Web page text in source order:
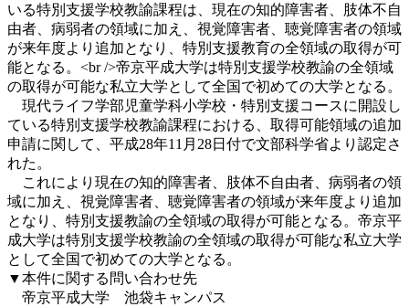
いる特別支援学校教諭課程は、現在の知的障害者、肢体不自
由者、病弱者の領域に加え、視覚障害者、聴覚障害者の領域
が来年度より追加となり、特別支援教育の全領域の取得が可
能となる。<br />帝京平成大学は特別支援学校教諭の全領域
の取得が可能な私立大学として全国で初めての大学となる。
現代ライフ学部児童学科小学校・特別支援コースに開設し
ている特別支援学校教諭課程における、取得可能領域の追加
申請に関して、平成28年11月28日付で文部科学省より認定さ
れた。
これにより現在の知的障害者、肢体不自由者、病弱者の領
域に加え、視覚障害者、聴覚障害者の領域が来年度より追加
となり、特別支援教諭の全領域の取得が可能となる。帝京平
成大学は特別支援学校教諭の全領域の取得が可能な私立大学
として全国で初めての大学となる。
▼本件に関する問い合わせ先
帝京平成大学 池袋キャンパス